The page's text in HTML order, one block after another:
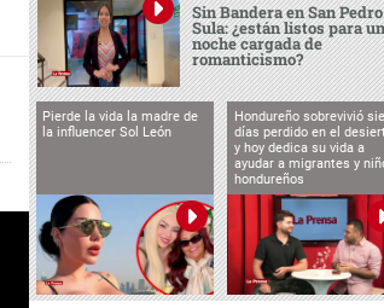
Sin Bandera en San Pedro
Sula: ¿están listos para
noche cargada de
romanticismo?
Pierde la vida la madre de
la influencer Sol León
Hondureño sobrevivió
días perdido en el
y hoy dedica su vida a
ayudar a migrantes y
hondureños